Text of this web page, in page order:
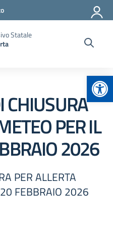
Statale
CHIUSURA
PER IL
2026
PER ALLERTA
FEBBRAIO 2026